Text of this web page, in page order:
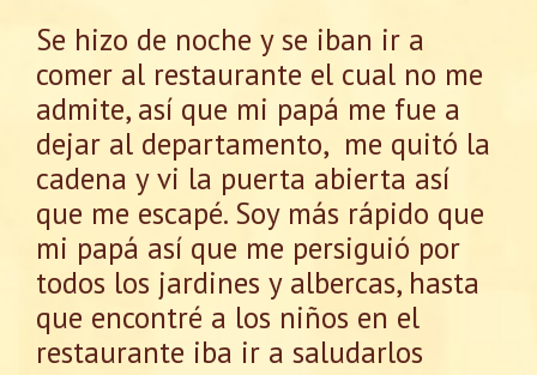
Se hizo de noche y se iban ir a
comer al restaurante el cual no me
admite, así que mi papá me fue a
dejar al departamento, me quitó la
cadena y vi la puerta abierta así
que me escapé. Soy más rápido que
mi papá así que me persiguió por
todos los jardines y albercas, hasta
que encontré a los niños en el
restaurante iba ir a saludarlos